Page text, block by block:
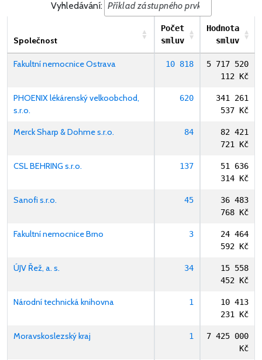
Vyhledávání:
Společnost
Počet
smluv
Hodnota
smluv
Fakultní nemocnice Ostrava 10 818
5 717 520
112 Kč
PHOENIX lékárenský velkoobchod,
s.r.o.
620
341 261
537 Kč
Merck Sharp & Dohme s.r.o. 84
82 421
721 Kč
CSL BEHRING s.r.o. 137
51 636
314 Kč
Sanofi s.r.o. 45
36 483
768 Kč
Fakultní nemocnice Brno 3
24 464
592 Kč
ÚJV Řež, a. s. 34
15 558
452 Kč
Národní technická knihovna 1
10 413
231 Kč
Moravskoslezský kraj 1
7 425 000
Kč